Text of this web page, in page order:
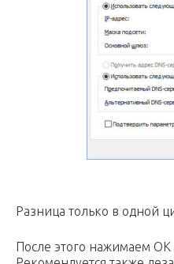
Разница только в одной
После этого нажимаем ОК